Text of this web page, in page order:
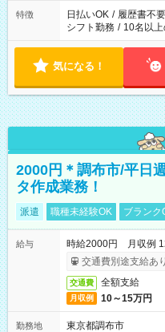
特徴 日払いOK / 履歴書不要
シフト勤務 / 10名以
気になる！
2000円＊調布市/平日
タ作成業務！
派遣 職種未経験OK ブランク
給与
時給2000円 月収例
交通費別途支給あり
交通費 全額支給
月収例 10～15万円
勤務地
東京都調布市